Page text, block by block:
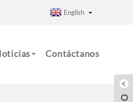
English
Contáctanos